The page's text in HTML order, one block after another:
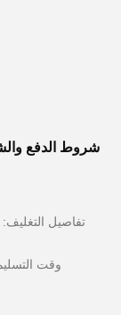
شروط الدفع